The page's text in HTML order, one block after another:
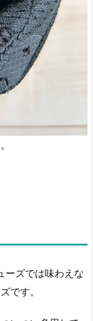
ーズでは味わえな
です。